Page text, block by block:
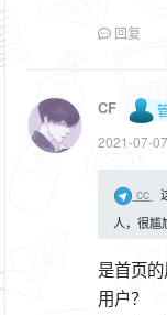
回复
CF
2021-07-
cc
人，很尴
是首页
用户？